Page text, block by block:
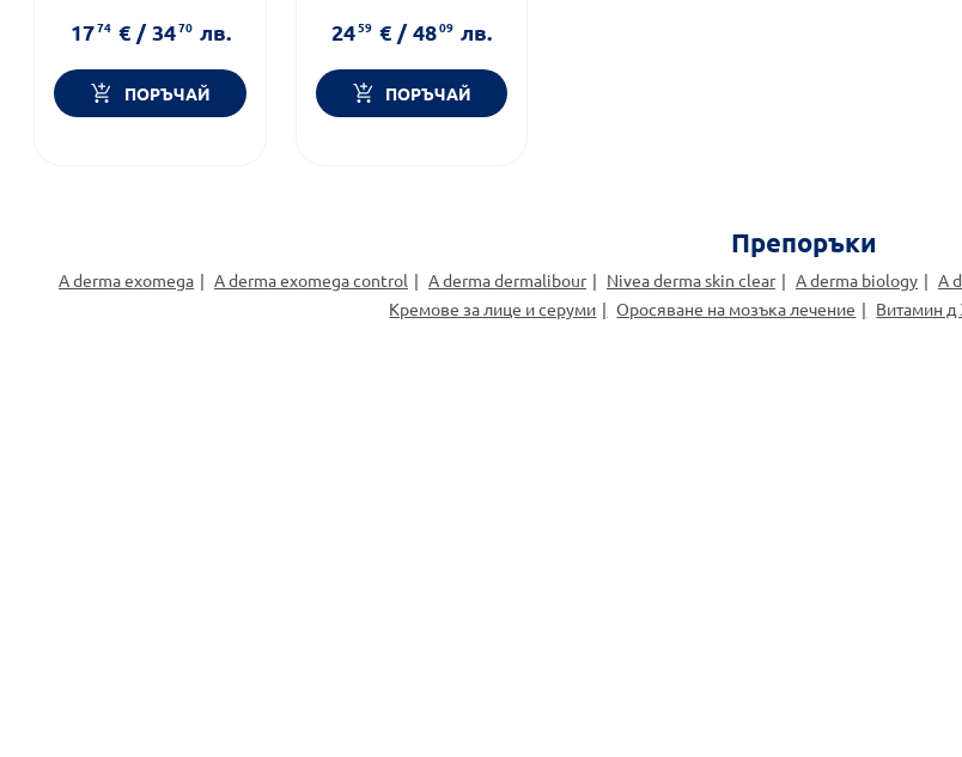
Дермокозметика
Тип продукт: Крем
1774 € / 3470 лв.
ПОРЪЧАЙ
Тип козметика:
Дермокозметика
2459 € / 4809 лв.
ПОРЪЧАЙ
Препоръки
A derma exomega A derma exomega control A derma dermalibour Nivea derma skin clear A derma biology A
Кремове за лице и серуми
Оросяване на мозъка лечение Витамин д